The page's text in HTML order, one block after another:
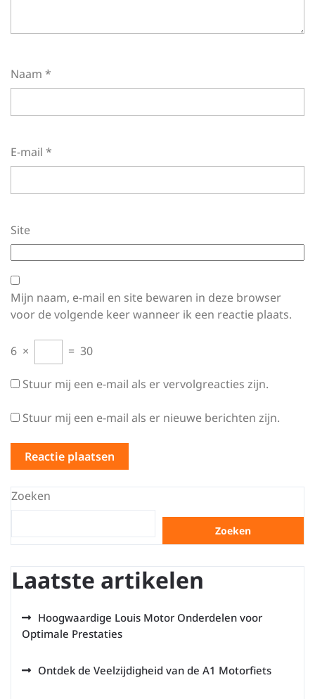
Naam *
E-mail *
Site
Mijn naam, e-mail en site bewaren in deze browser
voor de volgende keer wanneer ik een reactie plaats.
6 × = 30
Stuur mij een e-mail als er vervolgreacties zijn.
Stuur mij een e-mail als er nieuwe berichten zijn.
Zoeken
Zoeken
Laatste artikelen
Hoogwaardige Louis Motor Onderdelen voor
Optimale Prestaties
Ontdek de Veelzijdigheid van de A1 Motorfiets